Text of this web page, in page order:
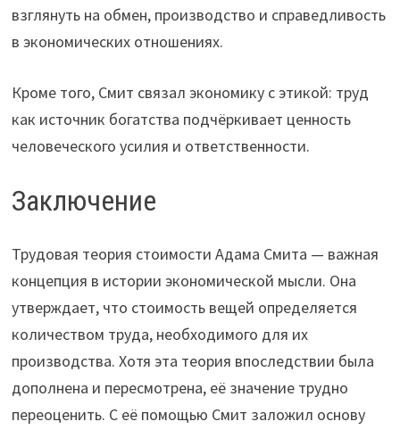
взглянуть на обмен, производство и справедливость
в экономических отношениях.
Кроме того, Смит связал экономику с этикой: труд
как источник богатства подчёркивает ценность
человеческого усилия и ответственности.
Заключение
Трудовая теория стоимости Адама Смита — важная
концепция в истории экономической мысли. Она
утверждает, что стоимость вещей определяется
количеством труда, необходимого для их
производства. Хотя эта теория впоследствии была
дополнена и пересмотрена, её значение трудно
переоценить. С её помощью Смит заложил основу